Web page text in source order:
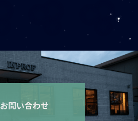
お問い合わせ